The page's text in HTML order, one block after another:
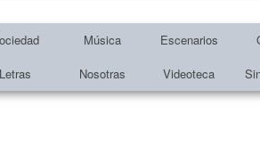
Música Escenarios
Letras Nosotras Videoteca